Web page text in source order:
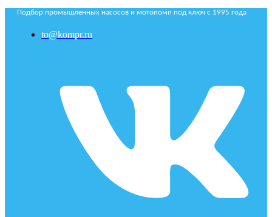
Подбор промышленных насосов и мотопомп под ключ с 1995 года
to@kompr.ru